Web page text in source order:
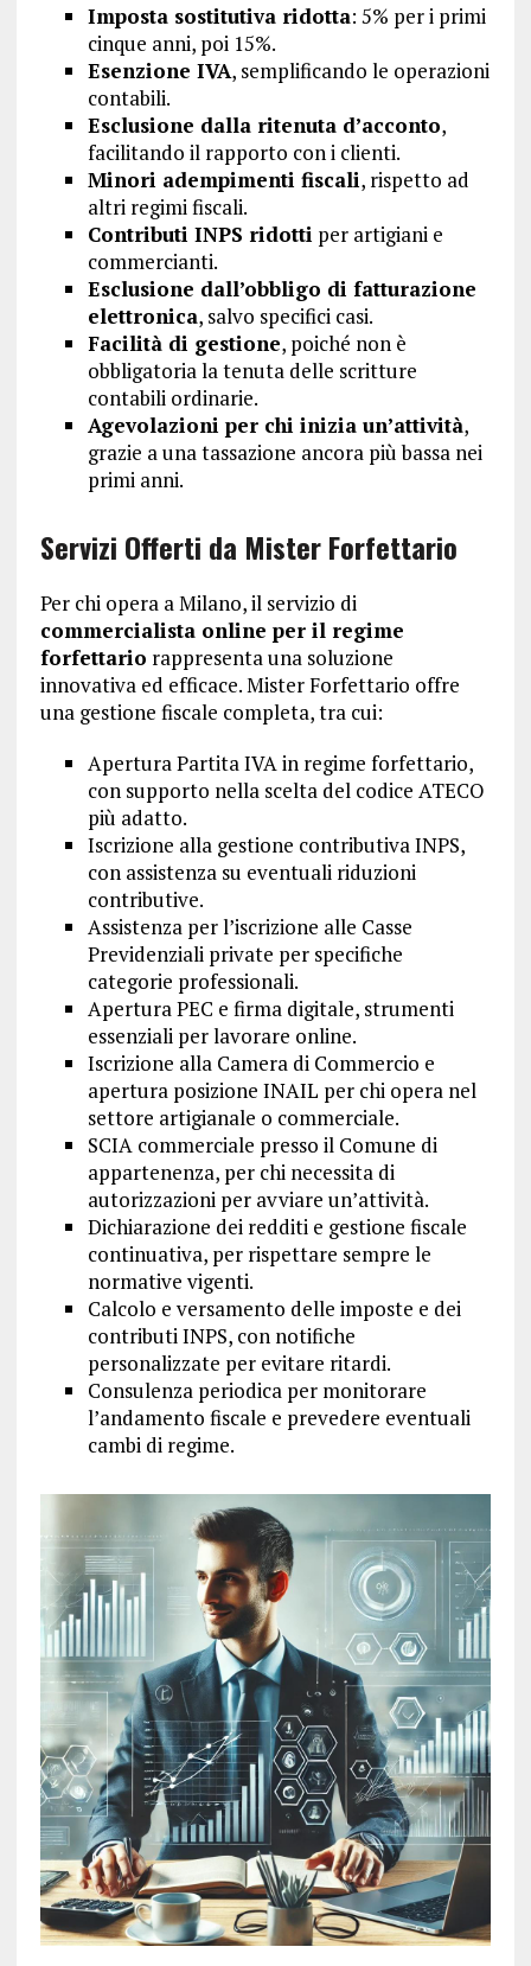
Imposta sostitutiva ridotta: 5% per i primi
cinque anni, poi 15%.
Esenzione IVA, semplificando le operazioni
contabili.
Esclusione dalla ritenuta d’acconto,
facilitando il rapporto con i clienti.
Minori adempimenti fiscali, rispetto ad
altri regimi fiscali.
Contributi INPS ridotti per artigiani e
commercianti.
Esclusione dall’obbligo di fatturazione
elettronica, salvo specifici casi.
Facilità di gestione, poiché non è
obbligatoria la tenuta delle scritture
contabili ordinarie.
Agevolazioni per chi inizia un’attività,
grazie a una tassazione ancora più bassa nei
primi anni.
Servizi Offerti da Mister Forfettario
Per chi opera a Milano, il servizio di
commercialista online per il regime
forfettario rappresenta una soluzione
innovativa ed efficace. Mister Forfettario offre
una gestione fiscale completa, tra cui:
Apertura Partita IVA in regime forfettario,
con supporto nella scelta del codice ATECO
più adatto.
Iscrizione alla gestione contributiva INPS,
con assistenza su eventuali riduzioni
contributive.
Assistenza per l’iscrizione alle Casse
Previdenziali private per specifiche
categorie professionali.
Apertura PEC e firma digitale, strumenti
essenziali per lavorare online.
Iscrizione alla Camera di Commercio e
apertura posizione INAIL per chi opera nel
settore artigianale o commerciale.
SCIA commerciale presso il Comune di
appartenenza, per chi necessita di
autorizzazioni per avviare un’attività.
Dichiarazione dei redditi e gestione fiscale
continuativa, per rispettare sempre le
normative vigenti.
Calcolo e versamento delle imposte e dei
contributi INPS, con notifiche
personalizzate per evitare ritardi.
Consulenza periodica per monitorare
l’andamento fiscale e prevedere eventuali
cambi di regime.